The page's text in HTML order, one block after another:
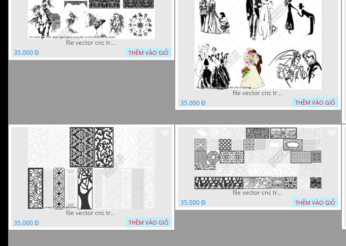
file vector cnc tranh decor nghe thuat phong tho va chi tiet phong tho
35.000 Đ
THÊM VÀO GIỎ
file vector cnc tranh decor co dau chu re
35.000 Đ
THÊM VÀO GIỎ
file vector cnc trang tri tranh du loai
35.000 Đ
THÊM VÀO GIỎ
file vector cnc trang tri tranh decor
35.000 Đ
THÊM VÀO GIỎ